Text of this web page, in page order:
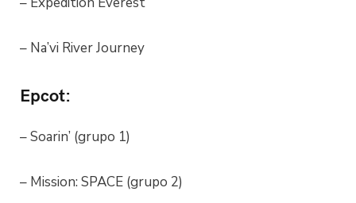
– Na’vi River Journey
Epcot:
– Soarin’ (grupo 1)
– Mission: SPACE (grupo 2)